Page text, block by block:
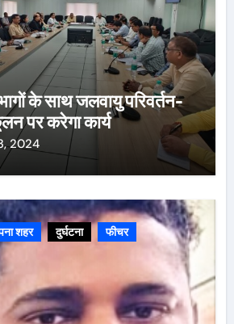
के साथ जलवायु परिवर्तन-
पर करेगा कार्य
2024
शहर दुर्घटना फीचर